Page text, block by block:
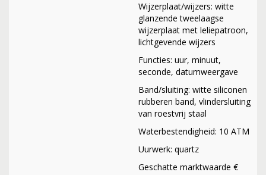
Wijzerplaat/wijzers: witte
glanzende tweelaagse
wijzerplaat met leliepatroon,
lichtgevende wijzers
Functies: uur, minuut,
seconde, datumweergave
Band/sluiting: witte siliconen
rubberen band, vlindersluiting
van roestvrij staal
Waterbestendigheid: 10 ATM
Uurwerk: quartz
Geschatte marktwaarde €